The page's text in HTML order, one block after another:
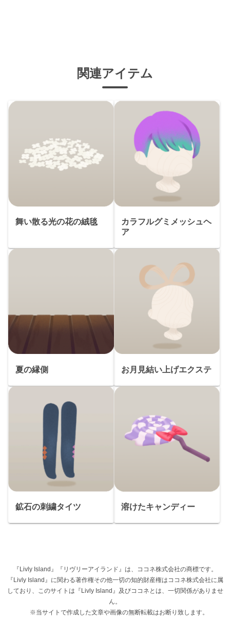
関連アイテム
舞い散る光の花の絨毯
カラフルグミメッシュヘ
ア
夏の縁側 お月見結い上げエクステ
鉱石の刺繍タイツ 溶けたキャンディー
『Livly Island』『リヴリーアイランド』は、ココネ株式会社の商標です。
『Livly Island』に関わる著作権その他一切の知的財産権はココネ株式会社に属
しており、このサイトは『Livly Island』及びココネとは、一切関係がありませ
ん。
※当サイトで作成した文章や画像の無断転載はお断り致します。